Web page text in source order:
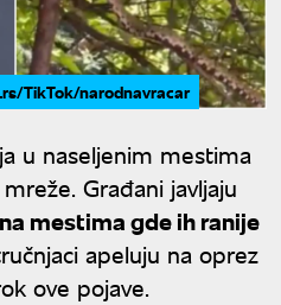
TikTok/narodnavracar
u naseljenim mestima
Građani javljaju
mestima gde ih ranije
apeluju na oprez
ove pojave.